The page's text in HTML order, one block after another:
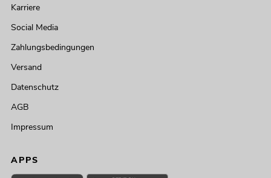
Karriere
Social Media
Zahlungsbedingungen
Versand
Datenschutz
AGB
Impressum
APPS